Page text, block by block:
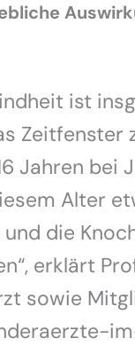
ist
Zeitfenster
Jahren bei
Alter
die
erklärt
sowie